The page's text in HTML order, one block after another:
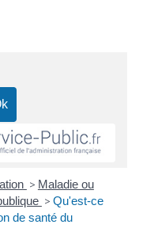
> Maladie ou
> Qu'est-ce
de santé du